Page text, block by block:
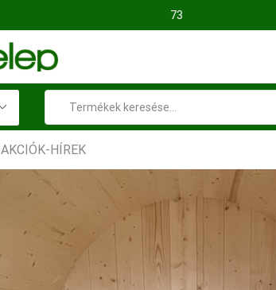
AKCIÓK-HÍREK